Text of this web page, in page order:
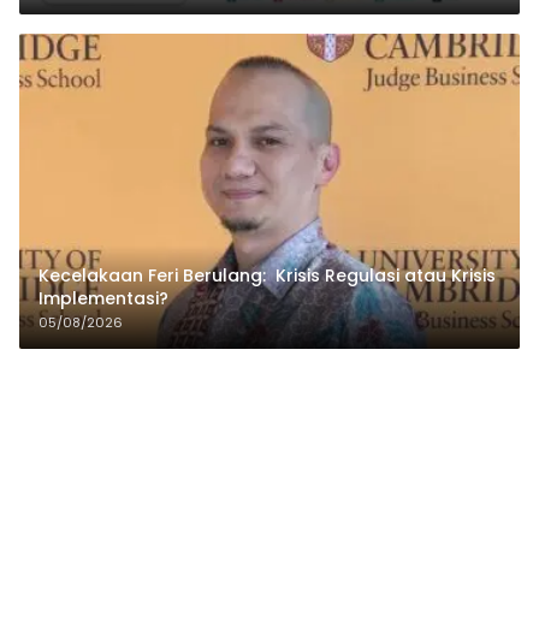
Kecelakaan Feri Berulang: Krisis Regulasi atau Krisis
Implementasi?
05/08/2026